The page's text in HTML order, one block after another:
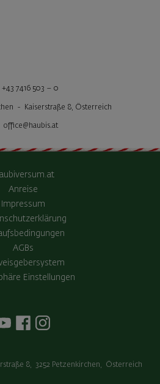
+43 7416 503 – 0
- Kaiserstraße 8, Österreich
office@haubis.at
Anreise
Impressum
AGBs
Einstellungen
8, 3252 Petzenkirchen, Österreich